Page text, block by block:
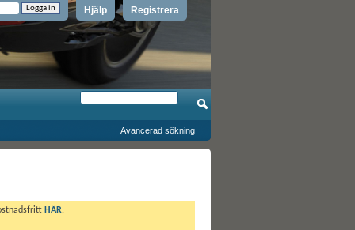
Registrera
Hjälp
Avancerad sökning
HÄR.